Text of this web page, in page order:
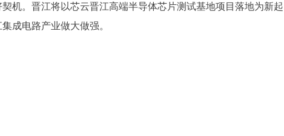
机。晋江将以芯云晋江高端半导体芯片测试基地项目落地为新起
成电路产业做大做强。